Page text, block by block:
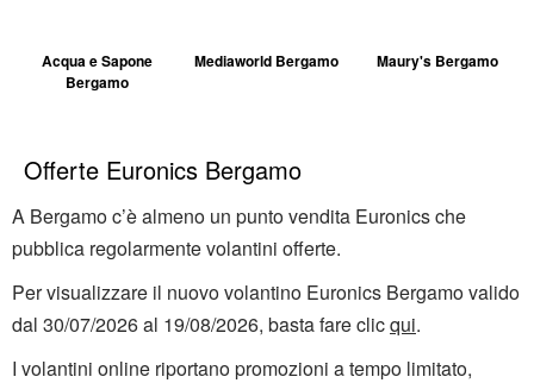
Acqua e Sapone
Bergamo
Mediaworld Bergamo Maury's Bergamo
Offerte Euronics Bergamo
A Bergamo c’è almeno un punto vendita Euronics che
pubblica regolarmente volantini offerte.
Per visualizzare il nuovo volantino Euronics Bergamo valido
dal 30/07/2026 al 19/08/2026, basta fare clicqui.
I volantini online riportano promozioni a tempo limitato,